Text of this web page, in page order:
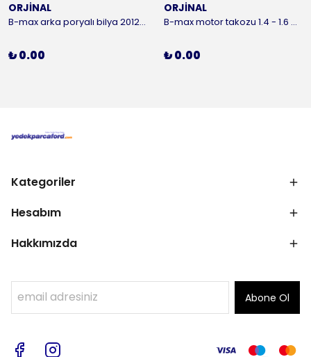
ORJİNAL
B-max arka poryalı bilya 2012-2016 ORJİNAL
₺ 0.00
ORJİNAL
B-max motor takozu 1.4 - 1.6 benzinli 2012-2016 ORJİNAL
₺ 0.00
Kategoriler
Hesabım
Hakkımızda
Abone Ol